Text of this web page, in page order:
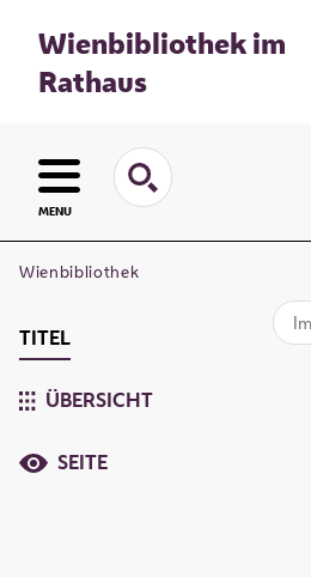
Wienbibliothek im
Rathaus
MENU
Wienbibliothek
TITEL
ÜBERSICHT
SEITE